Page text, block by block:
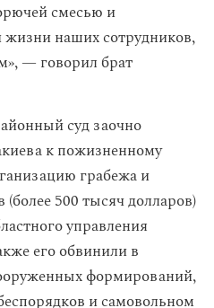
смесью и
жизни наших сотрудников,
— говорил брат
суд заочно
к пожизненному
грабежа и
500 тысяч долларов)
управления
его обвинили в
формирований,
и самовольном